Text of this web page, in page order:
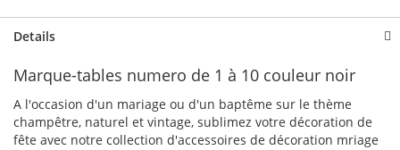
Details
Marque-tables numero de 1 à 10 couleur noir
A l'occasion d'un mariage ou d'un baptême sur le thème
champêtre, naturel et vintage, sublimez votre décoration de
fête avec notre collection d'accessoires de décoration mriage